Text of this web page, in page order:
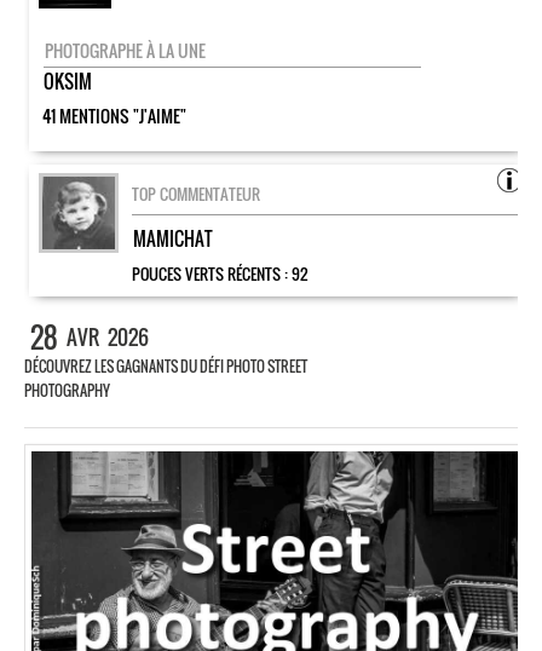
PHOTOGRAPHE À LA UNE
OKSIM
41 MENTIONS "J'AIME"
TOP COMMENTATEUR
MAMICHAT
POUCES VERTS RÉCENTS :92
28 AVR 2026
DÉCOUVREZ LES GAGNANTS DU DÉFI PHOTO STREET
PHOTOGRAPHY